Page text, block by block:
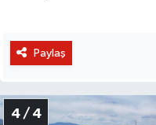
Paylaş
4 / 4